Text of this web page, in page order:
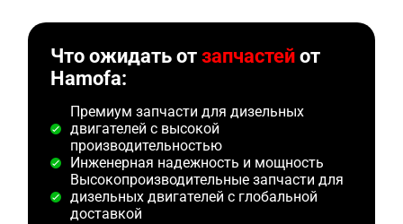
Что ожидать отзапчастей от
Hamofa:
Премиум запчасти для дизельных
двигателей с высокой
производительностью
Инженерная надежность и мощность
Высокопроизводительные запчасти для
дизельных двигателей с глобальной
доставкой